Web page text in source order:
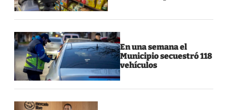
En una semana el
Municipio secuestró 118
vehículos